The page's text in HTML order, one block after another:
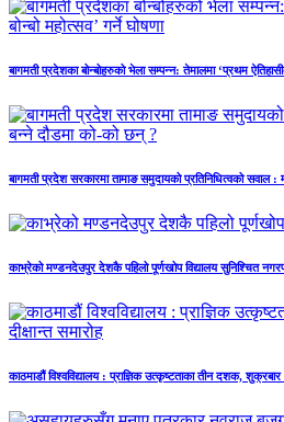
बागमती प्रदेशका बोन्बोहरुको भेला सम्पन्न: तेमालमा ‘प्रथम
बागमती प्रदेश सरकारमा तामाङ समुदायको प्रतिनिधित्वको सवाल :
काभ्रेको मण्डनदेउपुर देशकै पहिलो पूर्णखोप विद्यालय सुनिश्चित
काठमाडौं विश्वविद्यालय : प्राज्ञिक उत्कृष्टताका तीन दशक,